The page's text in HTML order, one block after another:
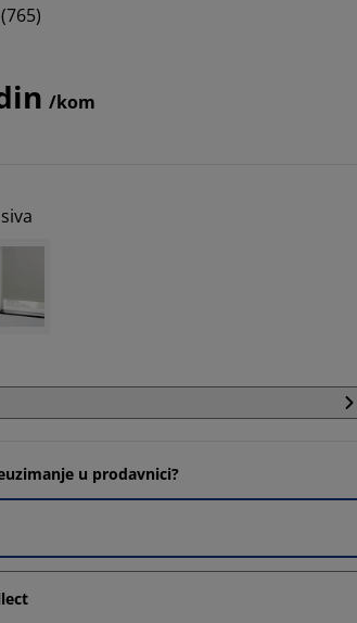
(765)
/kom
u prodavnici?